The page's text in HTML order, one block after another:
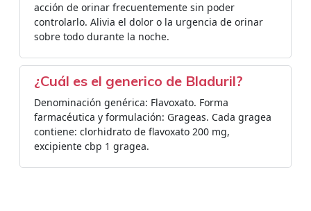
acción de orinar frecuentemente sin poder
controlarlo. Alivia el dolor o la urgencia de orinar
sobre todo durante la noche.
¿Cuál es el generico de Bladuril?
Denominación genérica: Flavoxato. Forma
farmacéutica y formulación: Grageas. Cada gragea
contiene: clorhidrato de flavoxato 200 mg,
excipiente cbp 1 gragea.